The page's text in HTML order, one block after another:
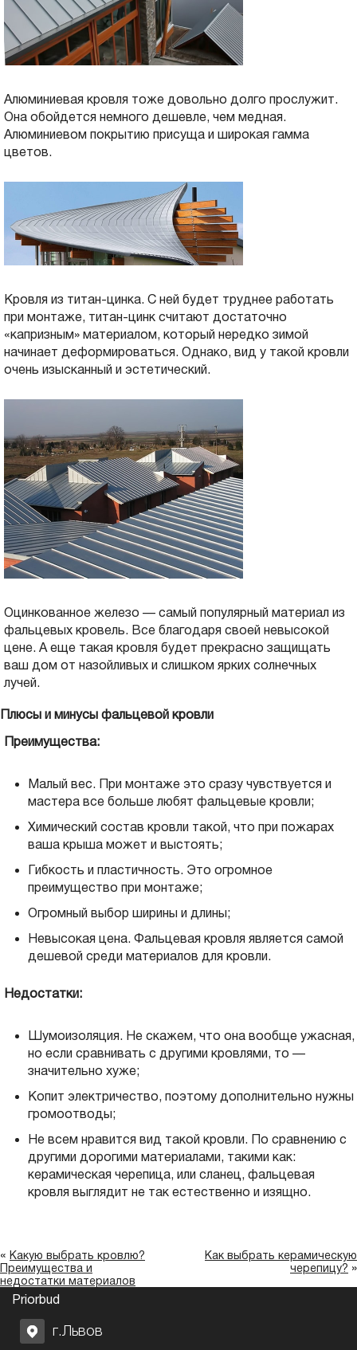
Алюминиевая кровля тоже довольно долго прослужит.
Она обойдется немного дешевле, чем медная.
Алюминиевом покрытию присуща и широкая гамма
цветов.
Кровля из титан-цинка. С ней будет труднее работать
при монтаже, титан-цинк считают достаточно
«капризным» материалом, который нередко зимой
начинает деформироваться. Однако, вид у такой кровли
очень изысканный и эстетический.
Оцинкованное железо — самый популярный материал из
фальцевых кровель. Все благодаря своей невысокой
цене. А еще такая кровля будет прекрасно защищать
ваш дом от назойливых и слишком ярких солнечных
лучей.
Плюсы и минусы фальцевой кровли
Преимущества:
Малый вес. При монтаже это сразу чувствуется и
мастера все больше любят фальцевые кровли;
Химический состав кровли такой, что при пожарах
ваша крыша может и выстоять;
Гибкость и пластичность. Это огромное
преимущество при монтаже;
Огромный выбор ширины и длины;
Невысокая цена. Фальцевая кровля является самой
дешевой среди материалов для кровли.
Недостатки:
Шумоизоляция. Не скажем, что она вообще ужасная,
но если сравнивать с другими кровлями, то —
значительно хуже;
Копит электричество, поэтому дополнительно нужны
громоотводы;
Не всем нравится вид такой кровли. По сравнению с
другими дорогими материалами, такими как:
керамическая черепица, или сланец, фальцевая
кровля выглядит не так естественно и изящно.
« Какую выбрать кровлю?
Преимущества и
недостатки материалов
Как выбрать керамическую
черепицу? »
Priorbud
г.Львов